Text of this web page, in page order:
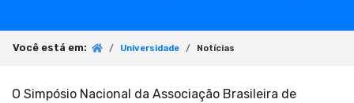
Você está em: Universidade Notícias
O Simpósio Nacional da Associação Brasileira de